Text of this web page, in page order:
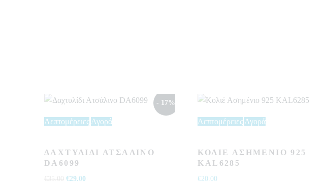
- 17%
Λεπτομέρειες Αγορά
ΔΑΧΤΥΛΊΔΙ ΑΤΣΆΛΙΝΟ
DA6099
Original
€29.00
Λεπτομέρειες Αγορά
ΚΟΛΙΈ ΑΣΗΜΈΝΙΟ 925
KAL6285
€20.00